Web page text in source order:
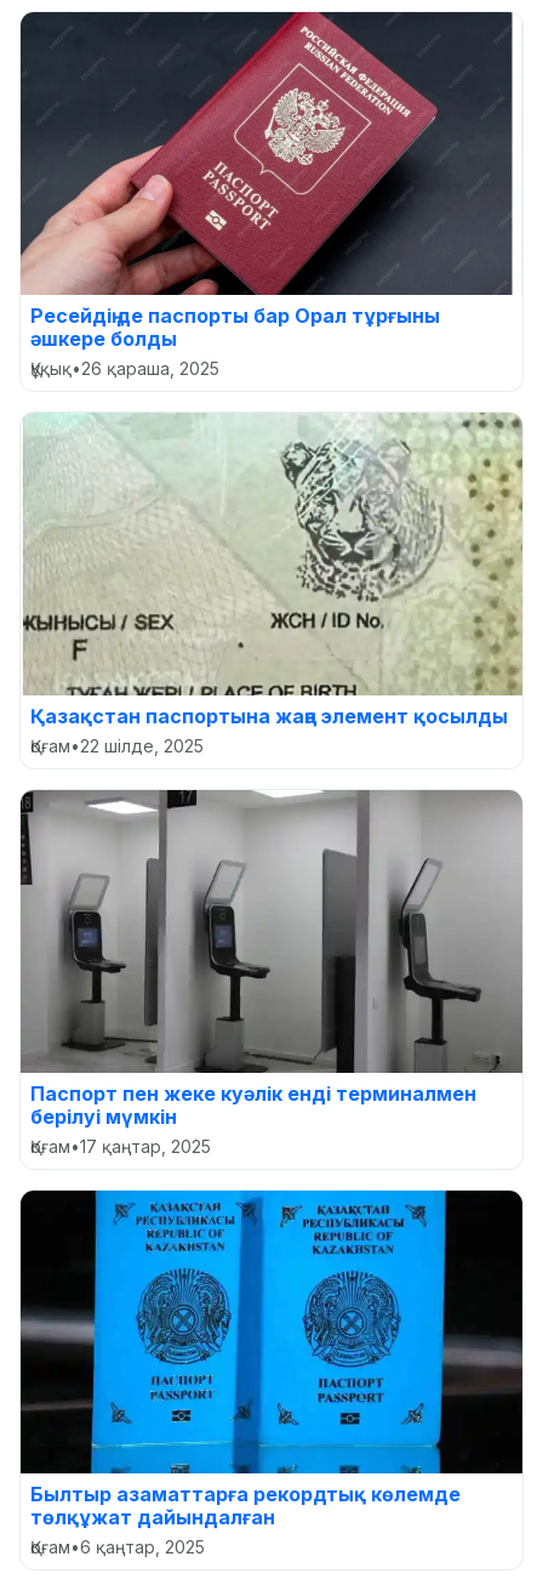
Ресейдің де паспорты бар Орал тұрғыны
әшкере болды
Құқық•26 қараша, 2025
Қазақстан паспортына жаңа элемент қосылды
Қоғам•22 шілде, 2025
Паспорт пен жеке куәлік енді терминалмен
берілуі мүмкін
Қоғам•17 қаңтар, 2025
Былтыр азаматтарға рекордтық көлемде
төлқұжат дайындалған
Қоғам•6 қаңтар, 2025